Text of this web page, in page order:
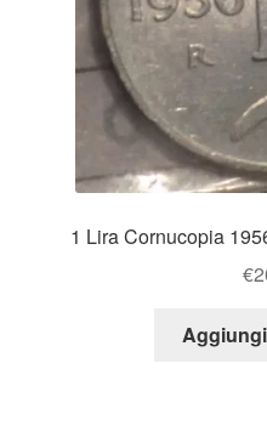
1 Lira Cornucopia
€